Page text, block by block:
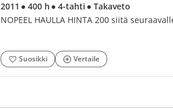
2011 ● 400 h ● 4-tahti ● Takaveto
NOPEEL HAULLA HINTA 200 siitä
Suosikki Vertaile